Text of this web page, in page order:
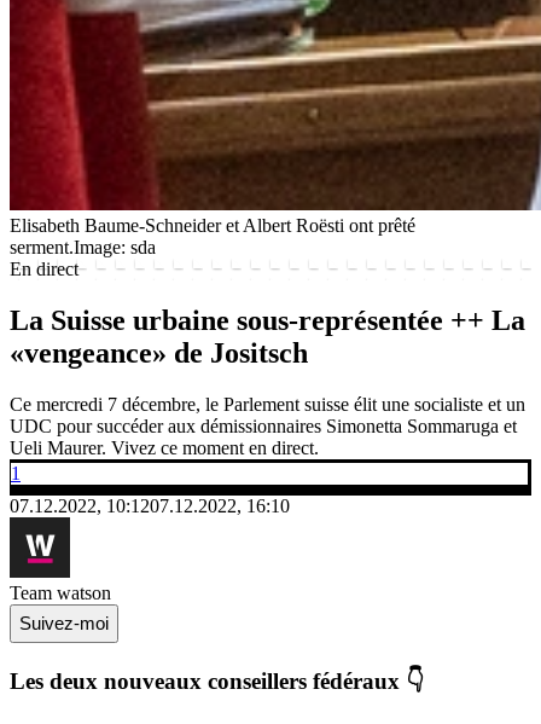
Elisabeth Baume-Schneider et Albert Roësti ont prêté
serment.Image: sda
En direct
La Suisse urbaine sous-représentée ++ La
«vengeance» de Jositsch
Ce mercredi 7 décembre, le Parlement suisse élit une socialiste et un
UDC pour succéder aux démissionnaires Simonetta Sommaruga et
Ueli Maurer. Vivez ce moment en direct.
1
07.12.2022, 10:1207.12.2022, 16:10
Team watson
Suivez-moi
Les deux nouveaux conseillers fédéraux 👇